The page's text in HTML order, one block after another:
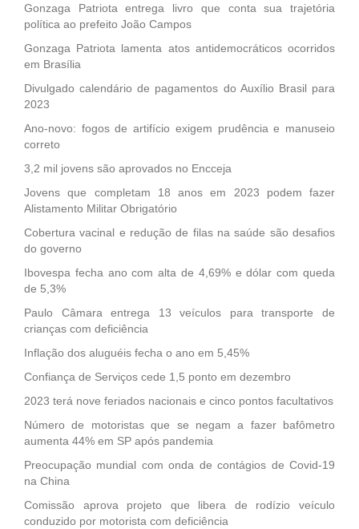
Gonzaga Patriota entrega livro que conta sua trajetória
política ao prefeito João Campos
Gonzaga Patriota lamenta atos antidemocráticos ocorridos
em Brasília
Divulgado calendário de pagamentos do Auxílio Brasil para
2023
Ano-novo: fogos de artifício exigem prudência e manuseio
correto
3,2 mil jovens são aprovados no Encceja
Jovens que completam 18 anos em 2023 podem fazer
Alistamento Militar Obrigatório
Cobertura vacinal e redução de filas na saúde são desafios
do governo
Ibovespa fecha ano com alta de 4,69% e dólar com queda
de 5,3%
Paulo Câmara entrega 13 veículos para transporte de
crianças com deficiência
Inflação dos aluguéis fecha o ano em 5,45%
Confiança de Serviços cede 1,5 ponto em dezembro
2023 terá nove feriados nacionais e cinco pontos facultativos
Número de motoristas que se negam a fazer bafômetro
aumenta 44% em SP após pandemia
Preocupação mundial com onda de contágios de Covid-19
na China
Comissão aprova projeto que libera de rodízio veículo
conduzido por motorista com deficiência